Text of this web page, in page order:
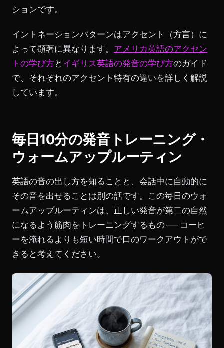
ションです。
イントネーションパターンはアクセント（方言）に
よって顕著に異なります。 アメリカ英語のアクセン
トの学び方と イギリス英語の発音の学び方のガイド
で、それぞれのアクセント特有の違いを詳しく解説
しています。
毎日10分の発音トレーニング・
ウォームアップルーティン
英語の音の出し方を知ることと、会話中に自動的に
その音を出せることは別の話です。この毎日のウォ
ームアップルーティンは、正しい発音が第二の自然
になるよう筋肉をトレーニングするもの ── コーヒ
ーを淹れるよりも短い時間で口のワークアウトがで
きると考えてください。